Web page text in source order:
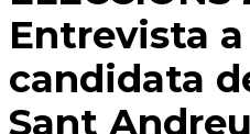
Entrevista
candidata
Sant Andreu